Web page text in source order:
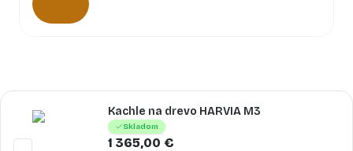
Kachle na drevo HARVIA M3
Skladom
1 365,00 €